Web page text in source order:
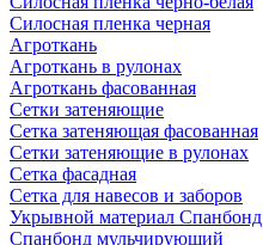
Силосная пленка черная
Агроткань
Агроткань в рулонах
Агроткань фасованная
Сетки затеняющие
Сетка затеняющая фасованная
Сетки затеняющие в рулонах
Сетка фасадная
Сетка для навесов и заборов
Укрывной материал Спанбонд
Спанбонд мульчирующий